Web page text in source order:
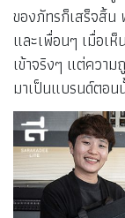
ของภัทรก็เสร็จสิ้น
และเพื่อนๆ เมื่อเ
เข้าจริงๆ แต่ควา
มาเป็นแบรนด์ตอ